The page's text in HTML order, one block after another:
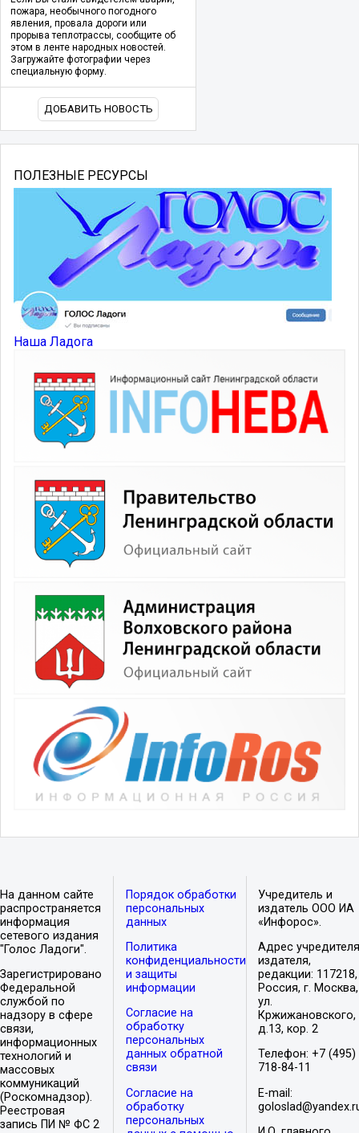
пожара, необычного погодного
явления, провала дороги или
прорыва теплотрассы, сообщите об
этом в ленте народных новостей.
Загружайте фотографии через
специальную форму.
ДОБАВИТЬ НОВОСТЬ
ПОЛЕЗНЫЕ РЕСУРСЫ
Наша Ладога
На данном сайте
распространяется
информация
сетевого издания
"Голос Ладоги".
Зарегистрировано
Федеральной
службой по
надзору в сфере
связи,
информационных
технологий и
массовых
коммуникаций
(Роскомнадзор).
Реестровая
запись ПИ № ФС 2
Порядок обработки
персональных
данных
Политика
конфиденциальности
и защиты
информации
Согласие на
обработку
персональных
данных обратной
связи
Согласие на
обработку
персональных
Учредитель и
издатель ООО ИА
«Инфорос».
Адрес
издателя,
редакции: 117218,
Россия, г. Москва,
ул.
Кржижановского,
д.13, кор. 2
Телефон: +7 (495)
718-84-11
E-mail: